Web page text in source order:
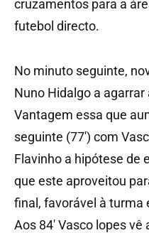
cruzamentos para a
futebol directo.
No minuto seguinte,
Nuno Hidalgo a
Vantagem essa que
seguinte (77′) com
Flavinho a hipótese de
que este aproveitou
final, favorável à turma
Aos 84′ Vasco lopes